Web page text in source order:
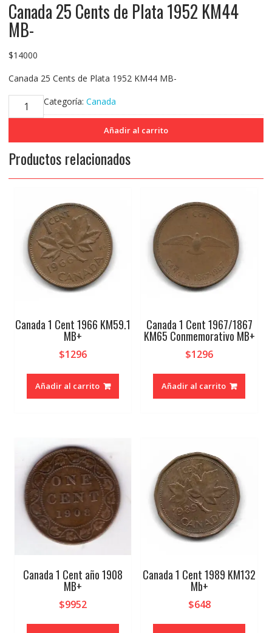
Canada 25 Cents de Plata 1952 KM44
MB-
$14000
Canada 25 Cents de Plata 1952 KM44 MB-
Canada
de
Plata
1952
KM44
Añadir al carrito
Categoría:Canada
Productos relacionados
Canada 1 Cent 1966 KM59.1
MB+
$1296
Añadir al carrito
Canada 1 Cent 1967/1867
KM65 Conmemorativo MB+
$1296
Añadir al carrito
Canada 1 Cent año 1908
MB+
$9952
Canada 1 Cent 1989 KM132
Mb+
$648